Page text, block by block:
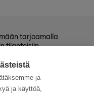
tarjoamalla
tilanteisiin
keinot
ja
ja käyttöä,